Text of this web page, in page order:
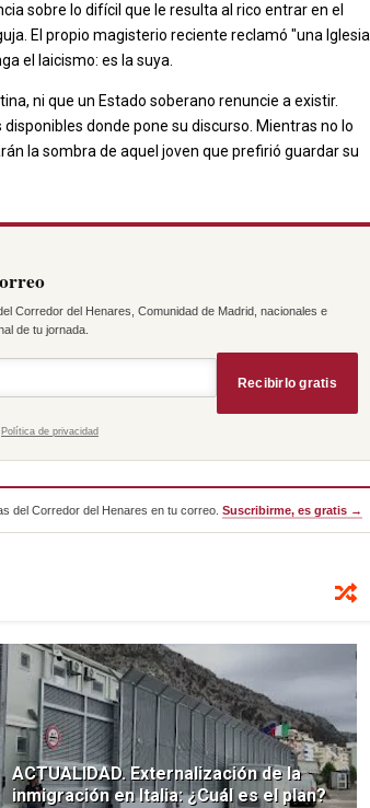
sobre lo difícil que le resulta al rico entrar en el
El propio magisterio reciente reclamó "una Iglesia
el laicismo: es la suya.
ni que un Estado soberano renuncie a existir.
donde pone su discurso. Mientras no lo
la sombra de aquel joven que prefirió guardar su
Corredor del Henares, Comunidad de Madrid, nacionales e
de tu jornada.
Recibirlo gratis
Política de privacidad
del Corredor del Henares en tu correo. Suscribirme, es gratis →
ACTUALIDAD. Externalización de la
inmigración en Italia: ¿Cuál es el plan?